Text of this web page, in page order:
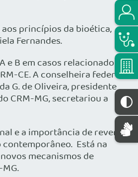
princípios da bioética,
Fernandes.
e B em casos relacionados
CE. A conselheira federal
G. de Oliveira, presidente
CRM-MG, secretariou a
e a importância de rever
contemporâneo. Está na
mecanismos de